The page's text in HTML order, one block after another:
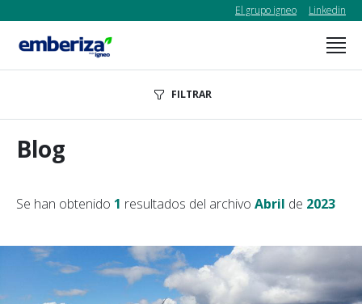
El grupo igneo Linkedin
FILTRAR
Blog
Se han obtenido 1 resultados del archivo Abril de 2023